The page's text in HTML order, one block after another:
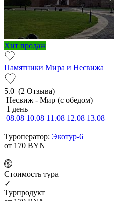
Хит продаж
Памятники Мира и Несвижа
5.0 (2 Отзыва)
Несвиж - Мир (с обедом)
1 день
08.08 10.08 11.08 12.08 13.08
Туроператор: Экотур-6
от 170 BYN
Cтоимость тура
✓
Турпродукт